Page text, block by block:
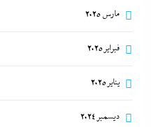
مارس 2025
فبراير 2025
يناير 2025
ديسمبر 2024